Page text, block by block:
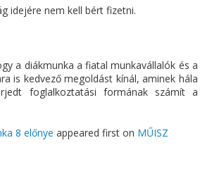
idejére nem kell bért fizetni.
a diákmunka a fiatal munkavállalók és a
is kedvező megoldást kínál, aminek hála
foglalkoztatási formának számít a
8 előnye appeared first on MŰISZ